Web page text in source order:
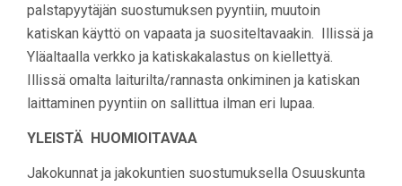
palstapyytäjän suostumuksen pyyntiin, muutoin
katiskan käyttö on vapaata ja suositeltavaakin. Illissä ja
Yläaltaalla verkko ja katiskakalastus on kiellettyä.
Illissä omalta laiturilta/rannasta onkiminen ja katiskan
laittaminen pyyntiin on sallittua ilman eri lupaa.
YLEISTÄ HUOMIOITAVAA
Jakokunnat ja jakokuntien suostumuksella Osuuskunta